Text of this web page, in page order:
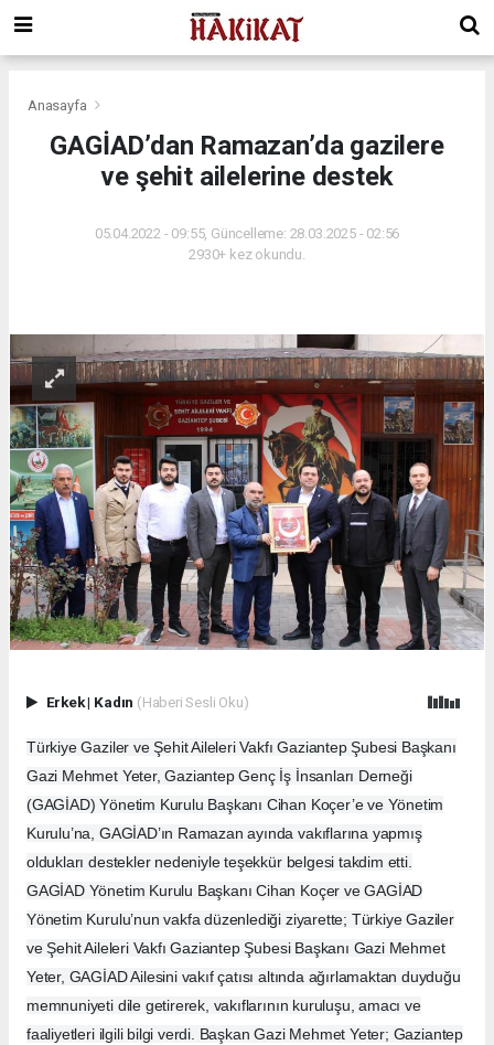
Anasayfa
GAGİAD’dan Ramazan’da gazilere
ve şehit ailelerine destek
05.04.2022 - 09:55, Güncelleme: 28.03.2025 - 02:56
2930+ kez okundu.
Erkek| Kadın (Haberi Sesli Oku)
Türkiye Gaziler ve Şehit Aileleri Vakfı Gaziantep Şubesi Başkanı
Gazi Mehmet Yeter, Gaziantep Genç İş İnsanları Derneği
(GAGİAD) Yönetim Kurulu Başkanı Cihan Koçer’e ve Yönetim
Kurulu’na, GAGİAD’ın Ramazan ayında vakıflarına yapmış
oldukları destekler nedeniyle teşekkür belgesi takdim etti.
GAGİAD Yönetim Kurulu Başkanı Cihan Koçer ve GAGİAD
Yönetim Kurulu’nun vakfa düzenlediği ziyarette; Türkiye Gaziler
ve Şehit Aileleri Vakfı Gaziantep Şubesi Başkanı Gazi Mehmet
Yeter, GAGİAD Ailesini vakıf çatısı altında ağırlamaktan duyduğu
memnuniyeti dile getirerek, vakıflarının kuruluşu, amacı ve
faaliyetleri ilgili bilgi verdi. Başkan Gazi Mehmet Yeter; Gaziantep